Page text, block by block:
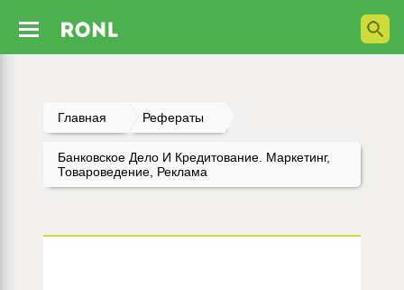
Главная Рефераты
Банковское Дело И Кредитование. Маркетинг,
Товароведение, Реклама